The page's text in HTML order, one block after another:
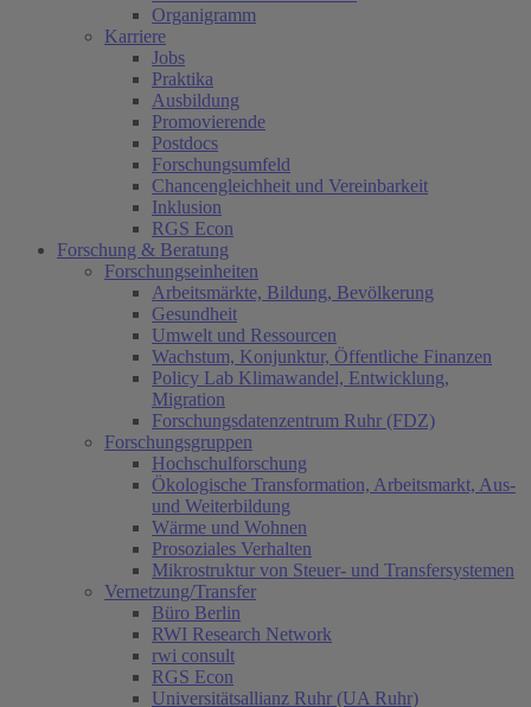
Organigramm
Karriere
Jobs
Praktika
Ausbildung
Promovierende
Postdocs
Forschungsumfeld
Chancengleichheit und Vereinbarkeit
Inklusion
RGS Econ
Forschung & Beratung
Forschungseinheiten
Arbeitsmärkte, Bildung, Bevölkerung
Gesundheit
Umwelt und Ressourcen
Wachstum, Konjunktur, Öffentliche Finanzen
Policy Lab Klimawandel, Entwicklung,
Migration
Forschungsdatenzentrum Ruhr (FDZ)
Forschungsgruppen
Hochschulforschung
Ökologische Transformation, Arbeitsmarkt, Aus-
und Weiterbildung
Wärme und Wohnen
Prosoziales Verhalten
Mikrostruktur von Steuer- und Transfersystemen
Vernetzung/Transfer
Büro Berlin
RWI Research Network
rwi consult
RGS Econ
Universitätsallianz Ruhr (UA Ruhr)